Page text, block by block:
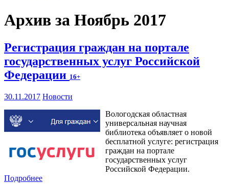
Архив за Ноябрь 2017
Регистрация граждан на портале
государственных услуг Российской
Федерации 16+
30.11.2017 Новости
Вологодская областная
универсальная научная
библиотека объявляет о новой
бесплатной услуге: регистрация
граждан на портале
государственных услуг
Российской Федерации.
Подробнее